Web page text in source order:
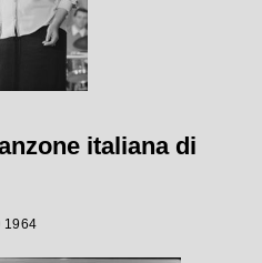
italiana di
1964